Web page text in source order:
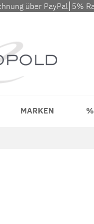
über PayPal⎮5%
MARKEN